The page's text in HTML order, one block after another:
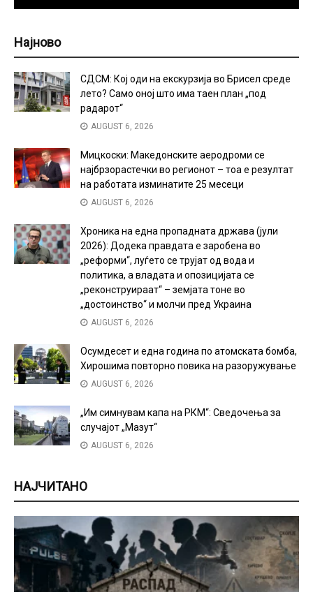
Најново
СДСМ: Кој оди на екскурзија во Брисел среде
лето? Само оној што има таен план „под
радарот“
AUGUST 6, 2026
Мицкоски: Македонските аеродроми се
најбрзорастечки во регионот – тоа е резултат
на работата изминатите 25 месеци
AUGUST 6, 2026
Хроника на една пропадната држава (јули
2026): Додека правдата е заробена во
„реформи“, луѓето се трујат од вода и
политика, а владата и опозицијата се
„реконструираат“ – земјата тоне во
„достоинство“ и молчи пред Украина
AUGUST 6, 2026
Осумдесет и една година по атомската бомба,
Хирошима повторно повика на разоружување
AUGUST 6, 2026
„Им симнувам капа на РКМ“: Сведочења за
случајот „Мазут“
AUGUST 6, 2026
НАЈЧИТАНО